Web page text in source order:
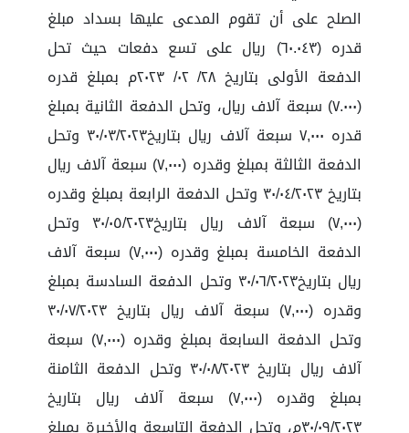
الصلح على أن تقوم المدعى عليها بسداد مبلغ
قدره (٦٠.٠٤٣) ريال على تسع دفعات حيث تحل
الدفعة الأولى بتاريخ ٢٨/ ٠٢/ ٢٠٢٣م بمبلغ قدره
(٧.٠٠٠) سبعة آلاف ريال، وتحل الدفعة الثانية بمبلغ
قدره ٧,٠٠٠ سبعة آلاف ريال بتاريخ٣٠/٠٣/٢٠٢٣ وتحل
الدفعة الثالثة بمبلغ وقدره (٧,٠٠٠) سبعة آلاف ريال
بتاريخ ٣٠/٠٤/٢٠٢٣ وتحل الدفعة الرابعة بمبلغ وقدره
(٧,٠٠٠) سبعة آلاف ريال بتاريخ٣٠/٠٥/٢٠٢٣ وتحل
الدفعة الخامسة بمبلغ وقدره (٧,٠٠٠) سبعة آلاف
ريال بتاريخ٣٠/٠٦/٢٠٢٣ وتحل الدفعة السادسة بمبلغ
وقدره (٧,٠٠٠) سبعة آلاف ريال بتاريخ ٣٠/٠٧/٢٠٢٣
وتحل الدفعة السابعة بمبلغ وقدره (٧,٠٠٠) سبعة
آلاف ريال بتاريخ ٣٠/٠٨/٢٠٢٣ وتحل الدفعة الثامنة
بمبلغ وقدره (٧,٠٠٠) سبعة آلاف ريال بتاريخ
٣٠/٠٩/٢٠٢٣م، وتحل الدفعة التاسعة والأخيرة بمبلغ